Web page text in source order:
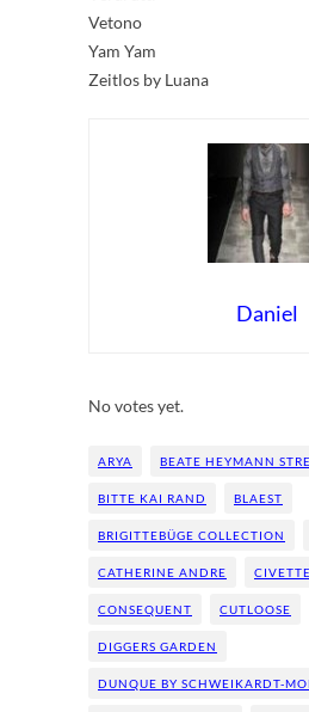
Vetono
Yam Yam
Zeitlos by Luana
Daniel
No votes yet.
ARYA BEATE HEYMANN
BITTE KAI RAND BLAEST
BRIGITTEBÜGE COLLECTION
CATHERINE ANDRE CIVETTE
CONSEQUENT CUTLOOSE
DIGGERS GARDEN
DUNQUE BY SCHWEIKARDT-